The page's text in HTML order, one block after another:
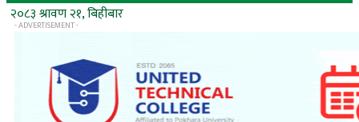
२०८३ श्रावण २१, बिहीबार
- ADVERTISEMENT -